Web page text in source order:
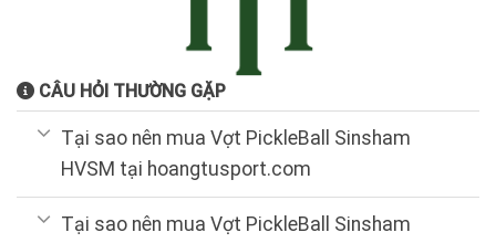
CÂU HỎI THƯỜNG GẶP
Tại sao nên mua Vợt PickleBall Sinsham
HVSM tại hoangtusport.com
Tại sao nên mua Vợt PickleBall Sinsham